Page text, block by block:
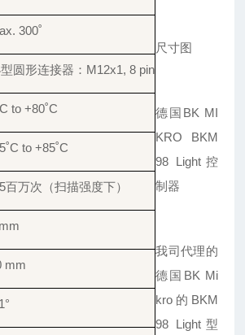
300˚
圆形连接器 ： M12x1, 8 pin
C to +80˚C
˚C to +85˚C
百万次 （扫描强度下）
mm
尺寸图
德国 BK MI
KRO BKM
98 Light 控
制器
我司代理的
德国 BK Mi
kro 的 BKM
98 Light 型